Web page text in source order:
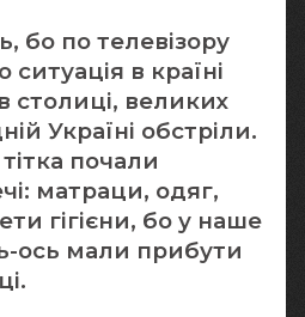
бо по телевізору
в країні
столиці, великих
Україні обстріли.
почали
матраци, одяг,
гігієни, бо у наше
ось мали прибути